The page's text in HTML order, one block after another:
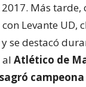
Más tarde,
Levante UD,
se destacó
al Atlético de
campeona